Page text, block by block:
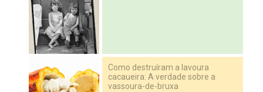
Como destruíram a lavoura
cacaueira: A verdade sobre a
vassoura-de-bruxa